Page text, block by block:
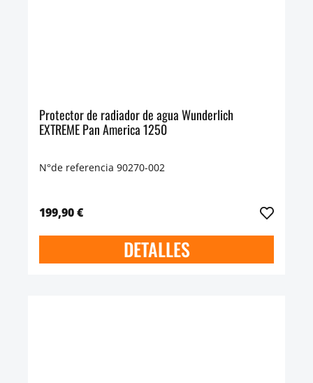
Protector de radiador de agua Wunderlich
EXTREME Pan America 1250
N°de referencia 90270-002
199,90 €
DETALLES